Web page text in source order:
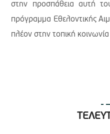
στην προσπάθεια αυτή
πρόγραμμα Εθελοντικής
πλέον στην τοπική